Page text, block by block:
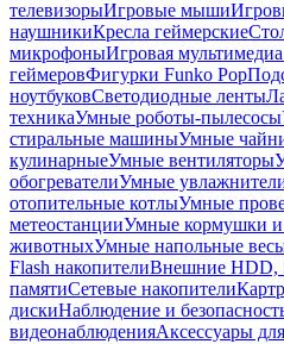
телевизорыИгровые мыши
наушникиКресла геймерские
микрофоныИгровая
геймеровФигурки Funko Pop
ноутбуковСветодиодные ленты
техникаУмные роботы-пылесосы
стиральные машиныУмные
кулинарныеУмные вентиляторы
обогревателиУмные
отопительные котлыУмные
метеостанцииУмные кормушки и
животныхУмные напольные
Flash накопителиВнешние HDD,
памятиСетевые накопители
дискиНаблюдение и
видеонаблюденияАксессуары